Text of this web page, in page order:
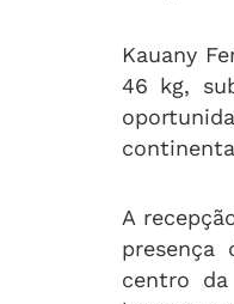
Kauany
46 kg,
A
presença
centro